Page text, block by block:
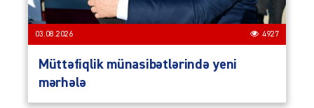
03.08.2026 4927
Müttəfiqlik münasibətlərində yeni
mərhələ